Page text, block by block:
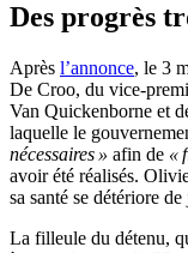
Des progrès
Après l’annonce, le 3
De Croo, du vice-
Van Quickenborne et
laquelle le
nécessaires » afin de «
avoir été réalisés.
sa santé se détériore
La filleule du détenu,